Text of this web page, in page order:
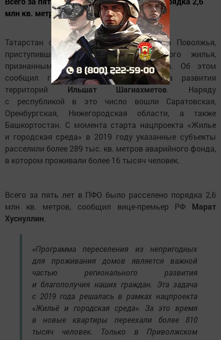
млн кв. метров.
Татарстан стал одним из пяти регионов Поволжья,
приступивших к расселению аварийного жилья,
признанным таковым после 2017 года. Об этом
сообщил генеральный директор Фонда развития
территорий Ильшат Шагиахметов. Наряду
с республикой в это число вошли Саратовская,
Оренбургская, Нижегородская области, а также
Башкортостан. С момента старта нацпроекта «Жилье
и городская среда» в 2019 году указанные субъекты
расселили более 289 тыс. кв. метров аварийного фонда,
в котором проживали более 16 тысяч человек.
Всего за пять лет в ПФО было расселено порядка 2,6
млн кв. метров, сообщил вице-премьер РФ Марат
Хуснуллин.
«Программа переселения из непригодных
для проживания домов является важной
частью регионального развития
и благополучия наших граждан. Эта задача
с 2019 года решалась в рамках нацпроекта
«Жильё и городская среда». За это время
в новые квартиры переехали более 810
тысяч человек. Только в Приволжском